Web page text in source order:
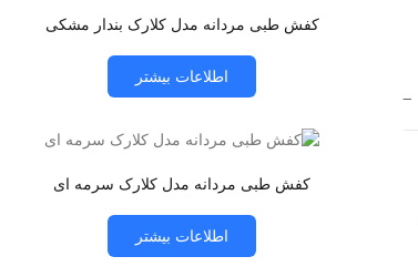
کفش طبی مردانه مدل کلارک بندار مشکی
اطلاعات بیشتر
کفش طبی مردانه مدل کلارک سرمه ای
اطلاعات بیشتر